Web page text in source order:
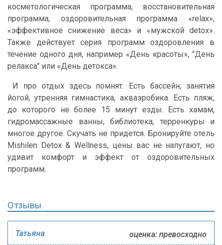
косметологическая программа, восстановительная
программа, оздоровительная программа «relax»,
«эффективное снижение веса» и «мужской detox».
Также действует серия программ оздоровления в
течение одного дня, например «День красоты», "День
релакса" или «День детокса».
И про отдых здесь помнят. Есть бассейн, занятия
йогой, утренняя гимнастика, акваэробика. Есть пляж,
до которого не более 15 минут езды. Есть хамам,
гидромассажные ванны, библиотека, терренкуры и
многое другое. Скучать не придется. Бронируйте отель
Mishilen Detox & Wellness, цены вас не напугают, но
удивит комфорт и эффект от оздоровительных
программ.
Отзывы
Татьяна оценка: превосходно